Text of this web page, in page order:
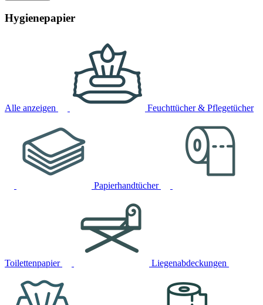
Hygienepapier
Alle anzeigen Feuchttücher & Pflegetücher
Papierhandtücher
Toilettenpapier Liegenabdeckungen